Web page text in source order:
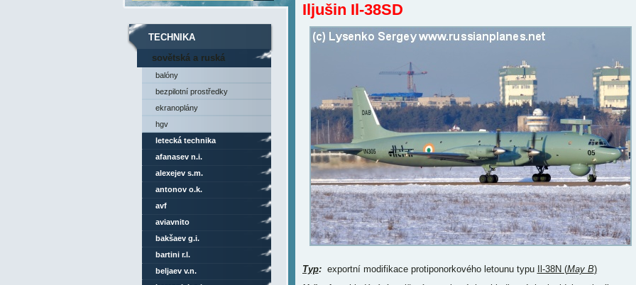
Iljušin Il-38SD
Typ:exportní modifikace protiponorkového letounu typu Il-38N (May B)
TECHNIKA
sovětská a ruská
technika
balóny
bezpilotní prostředky
ekranoplány
hgv
letecká technika
afanasev n.i.
alexejev s.m.
antonov o.k.
avf
aviavnito
bakšaev g.i.
bartini r.l.
beljaev v.n.